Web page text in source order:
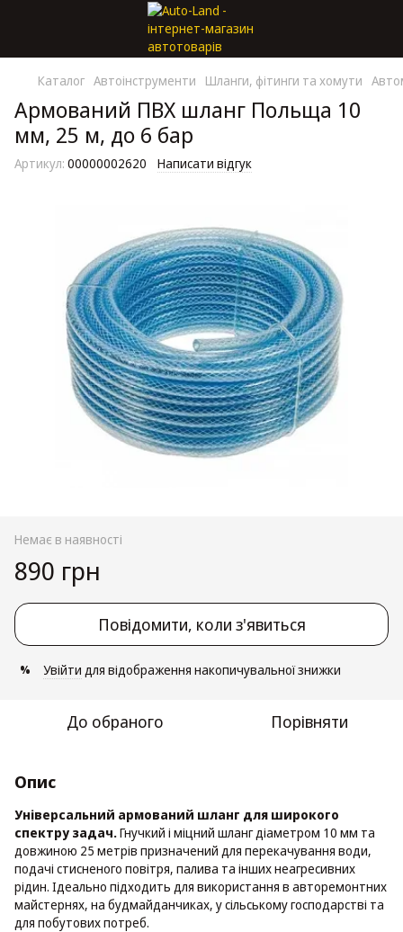
Каталог Автоінструменти Шланги, фітинги та хомути
Армований ПВХ шланг Польща 10
мм, 25 м, до 6 бар
Артикул: 00000002620 Написати відгук
Немає в наявності
890 грн
Повідомити, коли з'явиться
% Увійти для відображення накопичувальної знижки
До обраного Порівняти
Опис
Універсальний армований шланг для широкого
спектру задач.Гнучкий і міцний шланг діаметром 10 мм та
довжиною 25 метрів призначений для перекачування води,
подачі стисненого повітря, палива та інших неагресивних
рідин. Ідеально підходить для використання в авторемонтних
майстернях, на будмайданчиках, у сільському господарстві та
для побутових потреб.